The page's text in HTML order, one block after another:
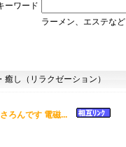
ーワード
ラーメン、エステなど
し（リラクゼーション）
ろんです 電磁...